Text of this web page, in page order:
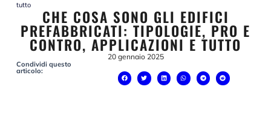
tutto
CHE COSA SONO GLI EDIFICI
PREFABBRICATI: TIPOLOGIE, PRO E
CONTRO, APPLICAZIONI E TUTTO
20 gennaio 2025
Condividi questo
articolo: